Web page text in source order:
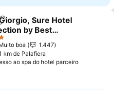
Adicionar aos favoritos
Sure Hotel
by Best
boa
1.447
km de Palafiera
ao spa do hotel parceiroVer